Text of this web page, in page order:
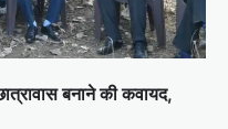
बनाने की कवायद,